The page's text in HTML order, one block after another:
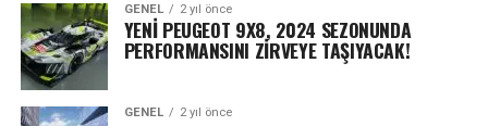
GENEL 2 yıl önce
YENİ PEUGEOT 9X8, 2024 SEZONUNDA
PERFORMANSINI ZİRVEYE TAŞIYACAK!
GENEL 2 yıl önce